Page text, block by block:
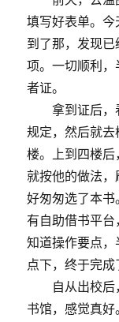
填写好表单。今
到了那，发现
项。一切顺利
者证。
拿到证后，
规定，然后就
楼。上到四楼
就按他的做法
好匆匆选了本
有自助借书平
知道操作要点
点下，终于完成
自从出校后
书馆，感觉真好。